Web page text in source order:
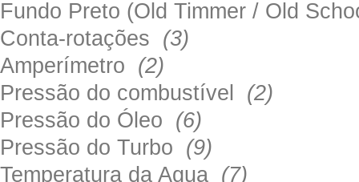
Fundo Preto (Old Timmer / Old
Conta-rotações (3)
Amperímetro (2)
Pressão do combustível (2)
Pressão do Óleo (6)
Pressão do Turbo (9)
Temperatura da Agua (7)